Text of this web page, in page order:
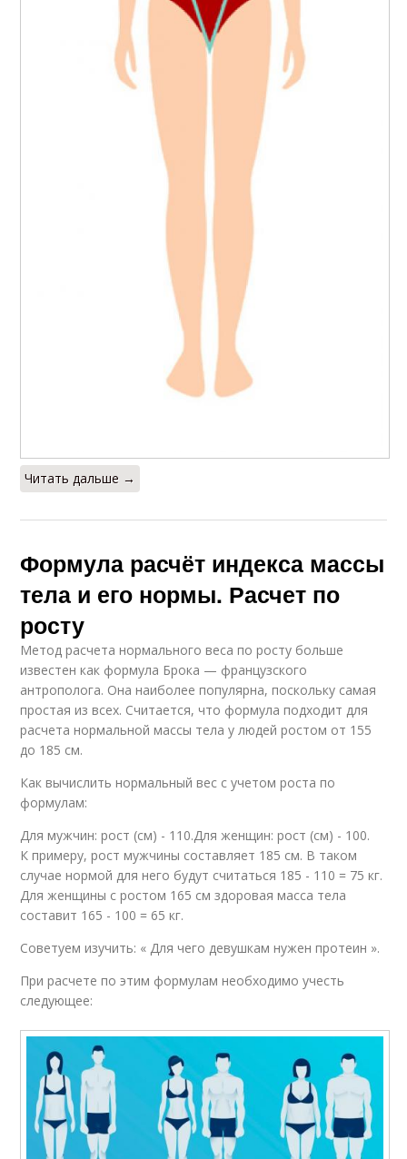
Читать дальше →
Формула расчёт индекса массы
тела и его нормы. Расчет по
росту
Метод расчета нормального веса по росту больше
известен как формула Брока — французского
антрополога. Она наиболее популярна, поскольку самая
простая из всех. Считается, что формула подходит для
расчета нормальной массы тела у людей ростом от 155
до 185 см.
Как вычислить нормальный вес с учетом роста по
формулам:
Для мужчин: рост (см) - 110.Для женщин: рост (см) - 100.
К примеру, рост мужчины составляет 185 см. В таком
случае нормой для него будут считаться 185 - 110 = 75 кг.
Для женщины с ростом 165 см здоровая масса тела
составит 165 - 100 = 65 кг.
Советуем изучить: « Для чего девушкам нужен протеин ».
При расчете по этим формулам необходимо учесть
следующее: